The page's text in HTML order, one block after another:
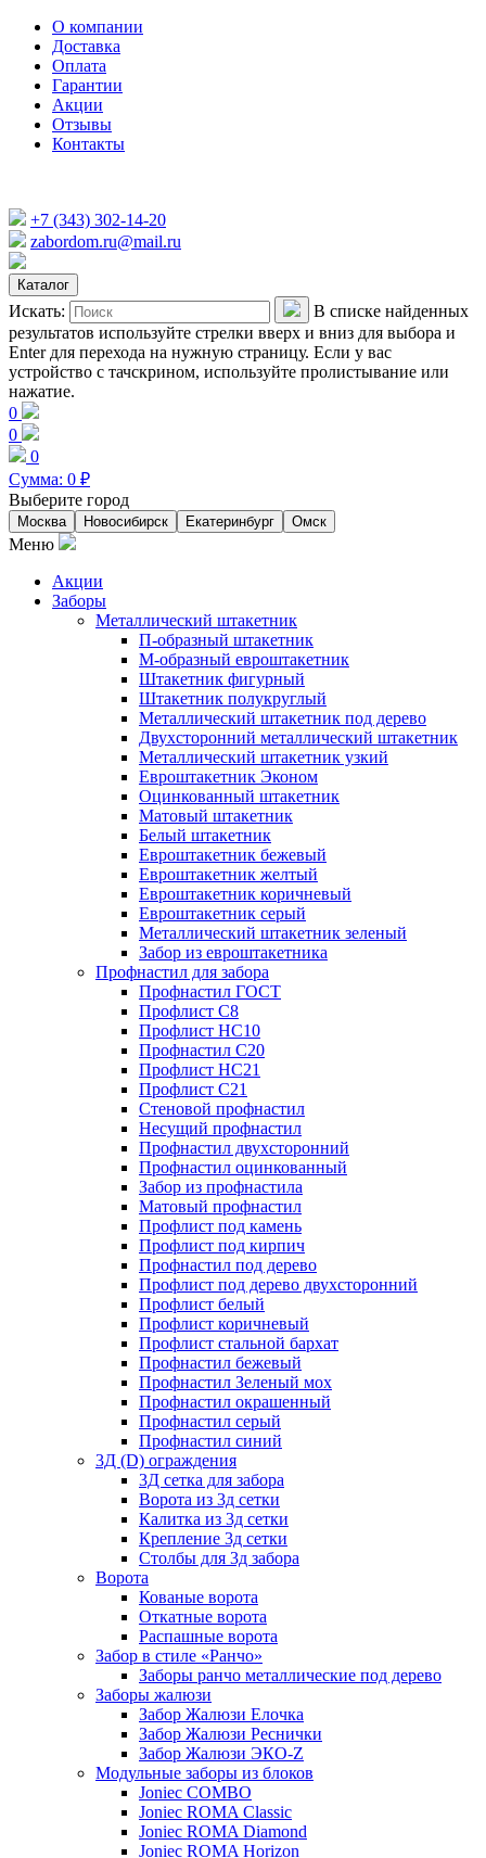
О компании
Доставка
Оплата
Гарантии
Акции
Отзывы
Контакты
+7 (343) 302-14-20
zabordom.ru@mail.ru
Каталог
Искать:
В списке найденных
результатов используйте стрелки вверх и вниз для выбора и
Enter для перехода на нужную страницу. Если у вас
устройство с тачскрином, используйте пролистывание или
нажатие.
0
0
0
Сумма: 0 ₽
Выберите город
Москва Новосибирск Екатеринбург Омск
Меню
Акции
Заборы
Металлический штакетник
П-образный штакетник
М-образный евроштакетник
Штакетник фигурный
Штакетник полукруглый
Металлический штакетник под дерево
Двухсторонний металлический штакетник
Металлический штакетник узкий
Евроштакетник Эконом
Оцинкованный штакетник
Матовый штакетник
Белый штакетник
Евроштакетник бежевый
Евроштакетник желтый
Евроштакетник коричневый
Евроштакетник серый
Металлический штакетник зеленый
Забор из евроштакетника
Профнастил для забора
Профнастил ГОСТ
Профлист С8
Профлист НС10
Профнастил С20
Профлист НС21
Профлист С21
Стеновой профнастил
Несущий профнастил
Профнастил двухсторонний
Профнастил оцинкованный
Забор из профнастила
Матовый профнастил
Профлист под камень
Профлист под кирпич
Профнастил под дерево
Профлист под дерево двухсторонний
Профлист белый
Профлист коричневый
Профлист стальной бархат
Профнастил бежевый
Профнастил Зеленый мох
Профнастил окрашенный
Профнастил серый
Профнастил синий
3Д (D) ограждения
3Д сетка для забора
Ворота из 3д сетки
Калитка из 3д сетки
Крепление 3д сетки
Столбы для 3д забора
Ворота
Кованые ворота
Откатные ворота
Распашные ворота
Забор в стиле «Ранчо»
Заборы ранчо металлические под дерево
Заборы жалюзи
Забор Жалюзи Елочка
Забор Жалюзи Реснички
Забор Жалюзи ЭКО-Z
Модульные заборы из блоков
Joniec COMBO
Joniec ROMA Classic
Joniec ROMA Diamond
Joniec ROMA Horizon